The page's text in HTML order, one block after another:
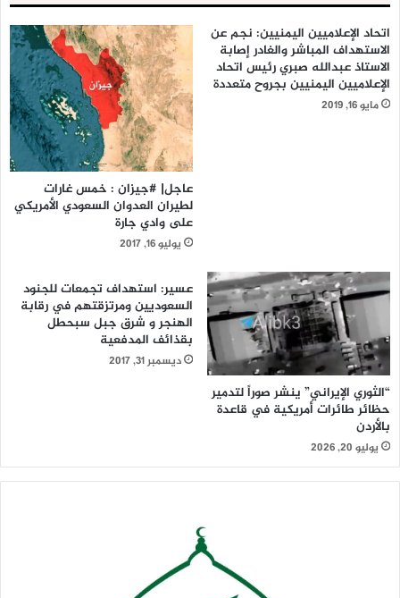
اتحاد الإعلاميين اليمنيين: نجم عن
الاستهداف المباشر والغادر إصابة
الاستاذ عبدالله صبري رئيس اتحاد
الإعلاميين اليمنيين بجروح متعددة
مايو 16, 2019
عاجل| #جيزان : خمس غارات
لطيران العدوان السعودي الأمريكي
على وادي جارة
يوليو 16, 2017
“الثوري الإيراني” ينشر صوراً لتدمير
حظائر طائرات أمريكية في قاعدة
بالأردن
يوليو 20, 2026
عسير: استهداف تجمعات للجنود
السعوديين ومرتزقتهم في رقابة
الهنجر و شرق جبل سبحطل
بقذائف المدفعية
ديسمبر 31, 2017